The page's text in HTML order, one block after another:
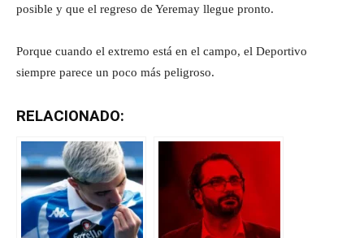
posible y que el regreso de Yeremay llegue pronto.
Porque cuando el extremo está en el campo, el Deportivo
siempre parece un poco más peligroso.
RELACIONADO: